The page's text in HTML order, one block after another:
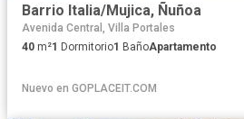
Barrio Italia/Mujica, Ñuñoa
Avenida Central, Villa Portales
40 m²1 Dormitorio1 BañoApartamento
Nuevo en GOPLACEIT.COM